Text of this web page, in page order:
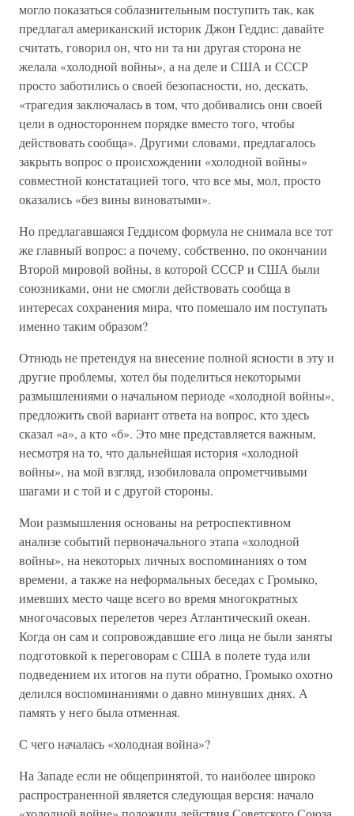
могло показаться соблазнительным поступить так, как
предлагал американский историк Джон Геддис: давайте
считать, говорил он, что ни та ни другая сторона не
желала «холодной войны», а на деле и США и СССР
просто заботились о своей безопасности, но, дескать,
«трагедия заключалась в том, что добивались они своей
цели в одностороннем порядке вместо того, чтобы
действовать сообща». Другими словами, предлагалось
закрыть вопрос о происхождении «холодной войны»
совместной констатацией того, что все мы, мол, просто
оказались «без вины виноватыми».
Но предлагавшаяся Геддисом формула не снимала все тот
же главный вопрос: а почему, собственно, по окончании
Второй мировой войны, в которой СССР и США были
союзниками, они не смогли действовать сообща в
интересах сохранения мира, что помешало им поступать
именно таким образом?
Отнюдь не претендуя на внесение полной ясности в эту и
другие проблемы, хотел бы поделиться некоторыми
размышлениями о начальном периоде «холодной войны»,
предложить свой вариант ответа на вопрос, кто здесь
сказал «а», а кто «б». Это мне представляется важным,
несмотря на то, что дальнейшая история «холодной
войны», на мой взгляд, изобиловала опрометчивыми
шагами и с той и с другой стороны.
Мои размышления основаны на ретроспективном
анализе событий первоначального этапа «холодной
войны», на некоторых личных воспоминаниях о том
времени, а также на неформальных беседах с Громыко,
имевших место чаще всего во время многократных
многочасовых перелетов через Атлантический океан.
Когда он сам и сопровождавшие его лица не были заняты
подготовкой к переговорам с США в полете туда или
подведением их итогов на пути обратно, Громыко охотно
делился воспоминаниями о давно минувших днях. А
память у него была отменная.
С чего началась «холодная война»?
На Западе если не общепринятой, то наиболее широко
распространенной является следующая версия: начало